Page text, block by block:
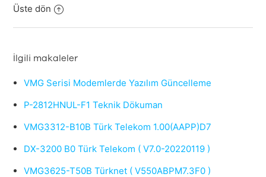
Üste dön
İlgili makaleler
VMG Serisi Modemlerde Yazılım Güncelleme
P-2812HNUL-F1 Teknik Dökuman
VMG3312-B10B Türk Telekom 1.00(AAPP)D7
DX-3200 B0 Türk Telekom ( V7.0-20220119 )
VMG3625-T50B Türknet ( V550ABPM7.3F0 )